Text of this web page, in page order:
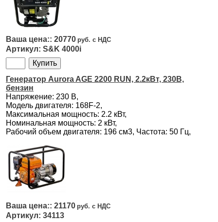
20770
S&K 4000i
Генератор Aurora AGE 2200 RUN, 2.2кВт, 230В,
бензин
Напряжение: 230 В,
Модель двигателя: 168F-2,
Максимальная мощность: 2.2 кВт,
Номинальная мощность: 2 кВт,
Рабочий объем двигателя: 196 см3, Частота: 50 Гц,
21170
34113